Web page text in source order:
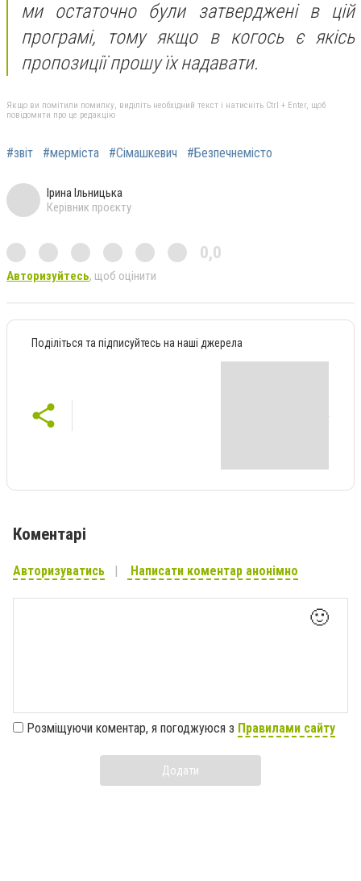
ми остаточно були затверджені в цій
програмі, тому якщо в когось є якісь
пропозиції прошу їх надавати.
Якщо ви помітили помилку, виділіть необхідний текст і натисніть Ctrl + Enter, щоб
повідомити про це редакцію
#звіт #мерміста #Сімашкевич #Безпечнемісто
Ірина Ільницька
Керівник проєкту
0,0
Авторизуйтесь, щоб оцінити
Поділіться та підписуйтесь на наші джерела
Коментарі
Авторизуватись Написати коментар анонімно
🙂
Розміщуючи коментар, я погоджуюся з Правилами сайту
Додати